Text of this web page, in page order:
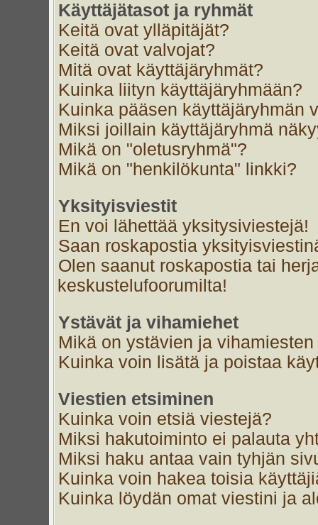
Käyttäjätasot ja ryhmät
Keitä ovat ylläpitäjät?
Keitä ovat valvojat?
Mitä ovat käyttäjäryhmät?
Kuinka liityn käyttäjäryhmään?
Kuinka pääsen käyttäjäryhmän
Miksi joillain käyttäjäryhmä
Mikä on "oletusryhmä"?
Mikä on "henkilökunta" linkki?
Yksityisviestit
En voi lähettää yksitysiviestejä!
Saan roskapostia
Olen saanut roskapostia tai
keskustelufoorumilta!
Ystävät ja vihamiehet
Mikä on ystävien ja
Kuinka voin lisätä ja poistaa
Viestien etsiminen
Kuinka voin etsiä viestejä?
Miksi hakutoiminto ei palauta
Miksi haku antaa vain tyhjän
Kuinka voin hakea toisia
Kuinka löydän omat viestini ja